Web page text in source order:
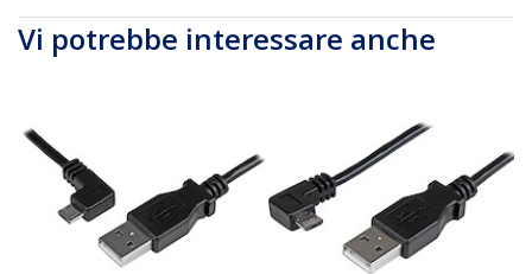
Vi potrebbe interessare anche